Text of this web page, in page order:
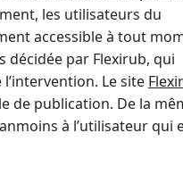
les utilisateurs du
accessible à tout
par Flexirub, qui
Le site
de publication. De la
à l’utilisateur qui